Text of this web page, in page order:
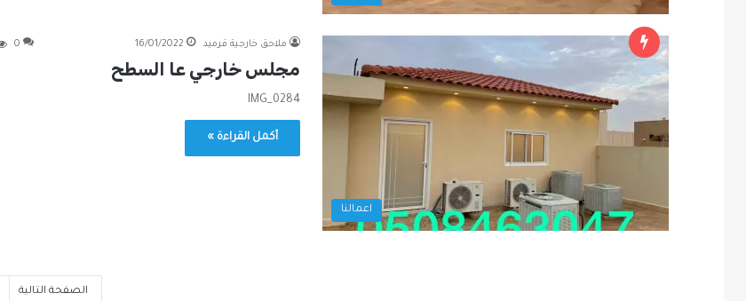
اعمالنا
ملاحق خارجية قرميد 16/01/2022
0
مجلس خارجي عا السطح
IMG_0284
أكمل القراءة »
الصفحة التالية